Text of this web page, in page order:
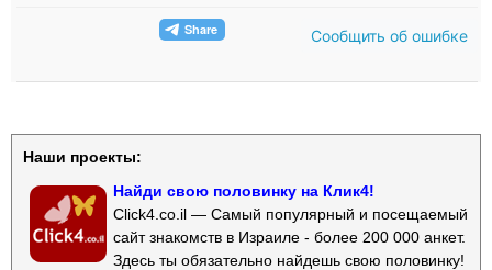
Сообщить об ошибке
Наши проекты:
Найди свою половинку на Клик4!
Click4.co.il — Самый популярный и посещаемый
сайт знакомств в Израиле - более 200 000 анкет.
Здесь ты обязательно найдешь свою половинку!